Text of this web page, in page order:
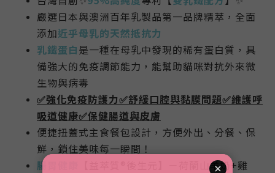
嚴選日本與澳洲百年乳製品第一品牌精萃，全面
添加近乎母乳的天然抵抗力
乳鐵蛋白是一種在母乳中發現的稀有蛋白質，具
備強大的免疫調節能力，能幫助貓咪對抗外來微
生物與病毒
✅強化免疫防護力✅舒緩口腔與黏膜問題✅維護呼
吸道健康✅保健腸道與皮膚
便捷扭蓋式主食餐包設計，方便外出、分餐、保
鮮，鎖住美味每一瞬間！
腸胃健康
【益萃質®後生元】－荷蘭山羊奶+雞